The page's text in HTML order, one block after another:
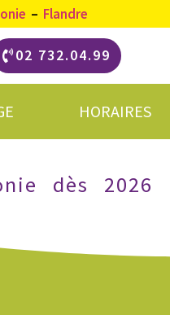
– Flandre
02 732.04.99
HORAIRES
dès 2026